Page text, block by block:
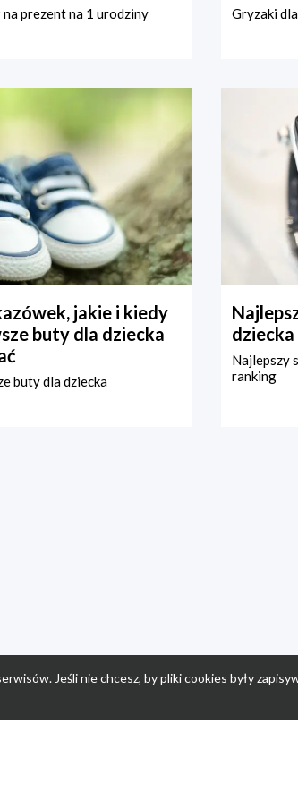
na prezent na 1 urodziny Gryzaki
jakie i kiedy
buty dla dziecka
buty dla dziecka
Najlepszy
ranking
Jeśli nie chcesz, by pliki cookies były